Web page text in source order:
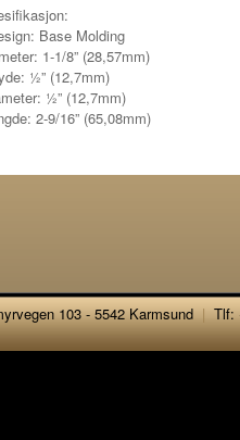
Base Molding
1-1/8” (28,57mm)
½” (12,7mm)
½” (12,7mm)
2-9/16” (65,08mm)
103 - 5542 Karmsund|Tlf: